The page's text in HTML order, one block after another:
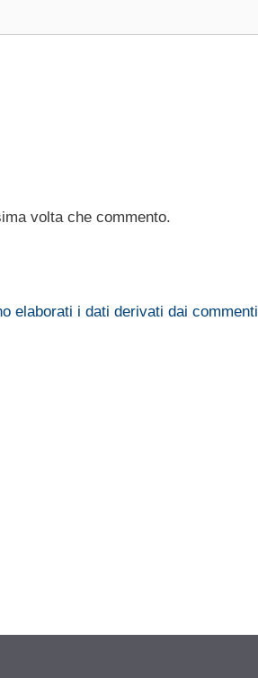
volta che commento.
elaborati i dati derivati dai commenti